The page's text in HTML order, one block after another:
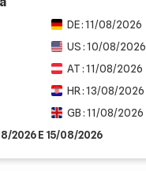
DE : 11/08/2026
US : 10/08/2026
AT : 11/08/2026
HR : 13/08/2026
GB : 11/08/2026
2026 E 15/08/2026